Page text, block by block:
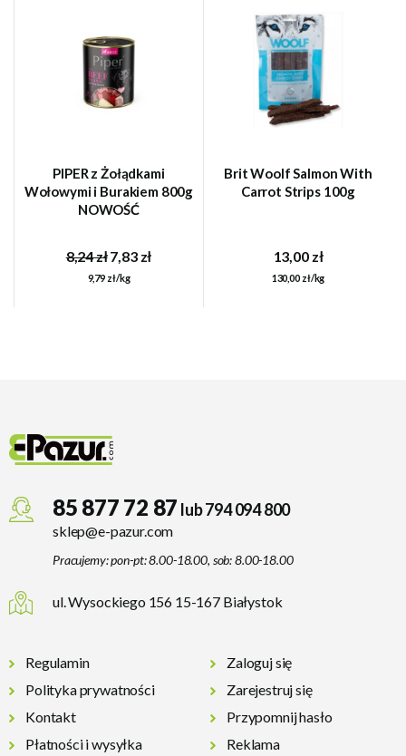
PIPER z Żołądkami
Wołowymi i Burakiem 800g
NOWOŚĆ
8,24 zł7,83 zł
9,79 zł/kg
Brit Woolf Salmon With
Carrot Strips 100g
13,00 zł
130,00 zł/kg
85 877 72 87 lub 794 094 800
sklep@e-pazur.com
Pracujemy: pon-pt: 8.00-18.00, sob: 8.00-18.00
ul. Wysockiego 156 15-167 Białystok
Regulamin
Polityka prywatności
Kontakt
Płatności i wysyłka
Zaloguj się
Zarejestruj się
Przypomnij hasło
Reklama